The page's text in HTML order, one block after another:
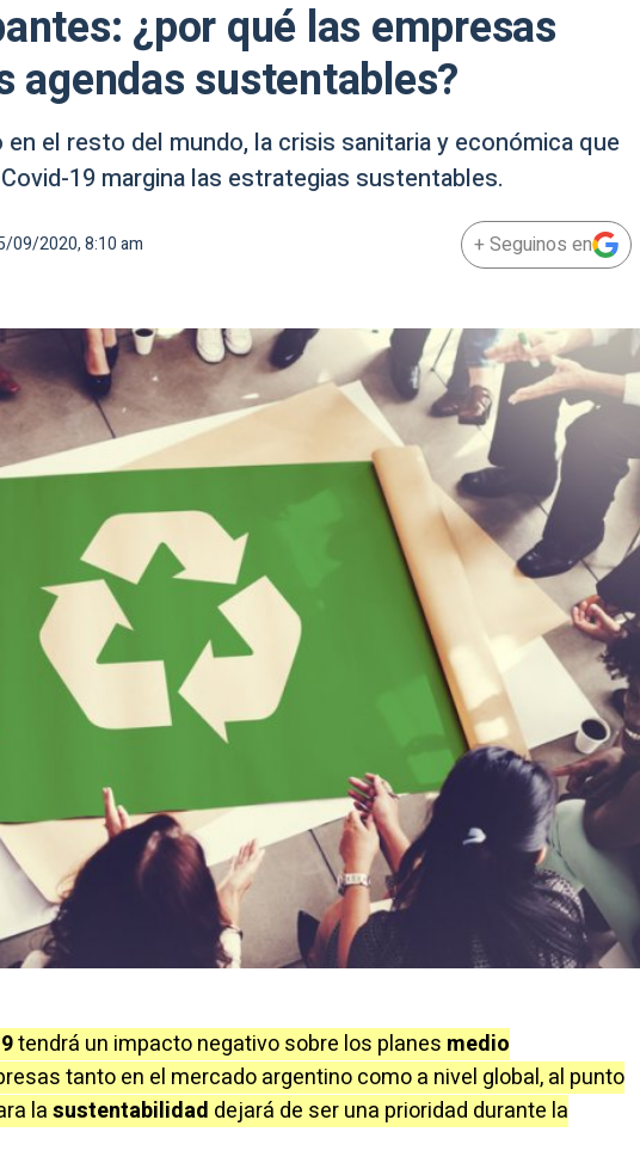
¿por qué las empresas
agendas sustentables?
el resto del mundo, la crisis sanitaria y económica que
19 margina las estrategias sustentables.
09/2020, 8:10 am + Seguinos en
tendrá un impacto negativo sobre los planes medio
tanto en el mercado argentino como a nivel global, al punto
lasustentabilidad dejará de ser una prioridad durante la